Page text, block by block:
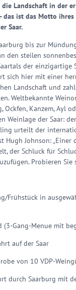
die Landschaft in der
das ist das Motto
Saar.
bis zur
den steilen
der einzigartige
sich hier mit einer
Landschaft und
Weltbekannte
Ockfen, Kanzem, Ayl
Weinlage der Saar:
urteilt der
Hugh Johnson: „Einer
der Schluck für
Probieren Sie
Frühstück in
(3-Gang-Menue mit
auf der Saar
von 10 VDP-
durch Saarburg mit